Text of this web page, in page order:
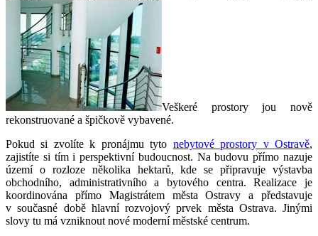
Veškeré prostory jou nově
rekonstruované a špičkově vybavené.
Pokud si zvolíte k pronájmu tyto nebytové prostory v Ostravě,
zajistíte si tím i perspektivní budoucnost. Na budovu přímo nazuje
území o rozloze několika hektarů, kde se připravuje výstavba
obchodního, administrativního a bytového centra. Realizace je
koordinována přímo Magistrátem města Ostravy a představuje
v současné době hlavní rozvojový prvek města Ostrava. Jinými
slovy tu má vzniknout nové moderní městské centrum.